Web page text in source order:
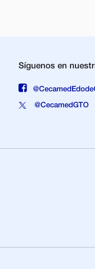
Síguenos en
@CecamedGTO